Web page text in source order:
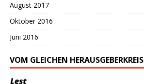
August 2017
Oktober 2016
Juni 2016
VOM GLEICHEN HERAUSGEBERKREIS